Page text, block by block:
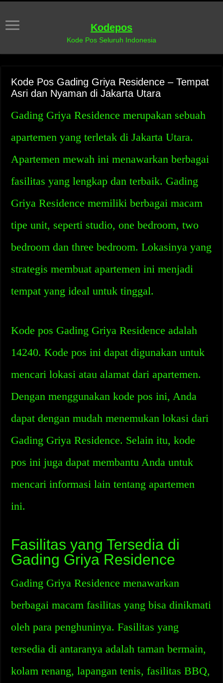
Kodepos
Kode Pos Seluruh Indonesia
Kode Pos Gading Griya Residence – Tempat
Asri dan Nyaman di Jakarta Utara
Gading Griya Residence merupakan sebuah
apartemen yang terletak di Jakarta Utara.
Apartemen mewah ini menawarkan berbagai
fasilitas yang lengkap dan terbaik. Gading
Griya Residence memiliki berbagai macam
tipe unit, seperti studio, one bedroom, two
bedroom dan three bedroom. Lokasinya yang
strategis membuat apartemen ini menjadi
tempat yang ideal untuk tinggal.
Kode pos Gading Griya Residence adalah
14240. Kode pos ini dapat digunakan untuk
mencari lokasi atau alamat dari apartemen.
Dengan menggunakan kode pos ini, Anda
dapat dengan mudah menemukan lokasi dari
Gading Griya Residence. Selain itu, kode
pos ini juga dapat membantu Anda untuk
mencari informasi lain tentang apartemen
ini.
Fasilitas yang Tersedia di
Gading Griya Residence
Gading Griya Residence menawarkan
berbagai macam fasilitas yang bisa dinikmati
oleh para penghuninya. Fasilitas yang
tersedia di antaranya adalah taman bermain,
kolam renang, lapangan tenis, fasilitas BBQ,